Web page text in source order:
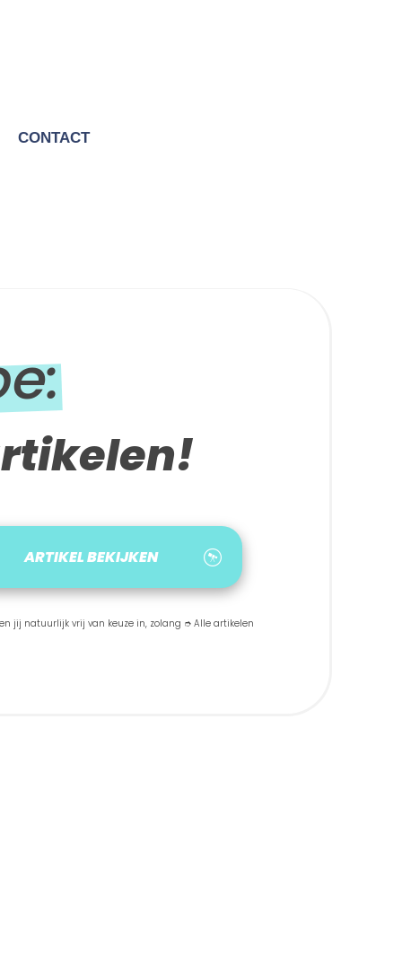
CONTACT
ARTIKEL BEKIJKEN
jij natuurlijk vrij van keuze in, zolang ➮ Alle artikelen